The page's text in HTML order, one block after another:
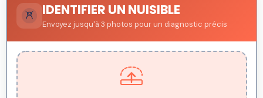
IDENTIFIER UN NUISIBLE
Envoyez jusqu'à 3 photos pour un diagnostic précis